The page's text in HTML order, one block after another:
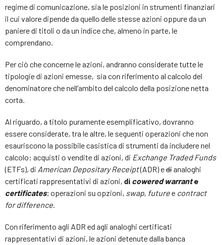
regime di comunicazione, sia le posizioni in strumenti finanziari
il cui valore dipende da quello delle stesse azioni oppure da un
paniere di titoli o da un indice che, almeno in parte, le
comprendano.
Per ciò che concerne le azioni, andranno considerate tutte le
tipologie di azioni emesse, sia con riferimento al calcolo del
denominatore che nell’ambito del calcolo della posizione netta
corta.
Al riguardo, a titolo puramente esemplificativo, dovranno
essere considerate, tra le altre, le seguenti operazioni che non
esauriscono la possibile casistica di strumenti da includere nel
calcolo: acquisti o vendite di azioni, di Exchange Traded Funds
(ETFs), di American Depositary Receipt(ADR) edianaloghi
certificati rappresentativi di azioni, di cowered warrante
certificates; operazioni su opzioni, swap, futuree contract
for difference.
Con riferimento agli ADR ed agli analoghi certificati
rappresentativi di azioni, le azioni detenute dalla banca